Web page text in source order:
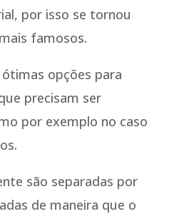
por isso se tornou
famosos.
opções para
precisam ser
por exemplo no caso
são separadas por
de maneira que o